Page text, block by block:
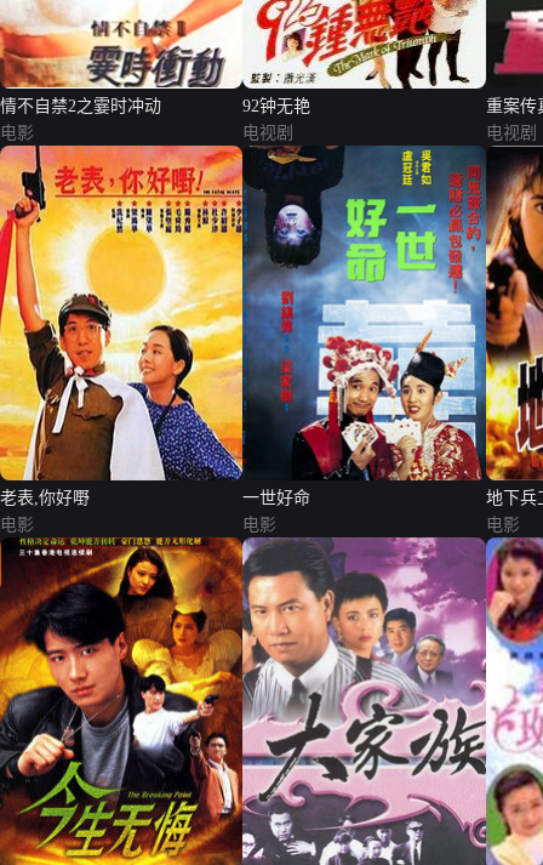
情不自禁2之霎时冲动
电影
92钟无艳
电视剧
重案传
电视剧
老表,你好嘢
电影
一世好命
电影
地下兵
电影